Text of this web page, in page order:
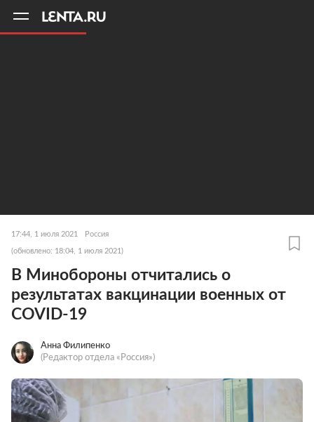
17:44, 1 июля 2021 Россия
(обновлено: 18:04, 1 июля 2021)
В Минобороны отчитались о
результатах вакцинации военных от
COVID-19
Анна Филипенко
(Редактор отдела «Россия»)